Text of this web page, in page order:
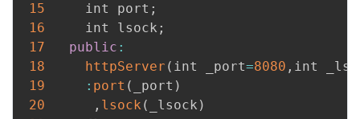
15
     int port
;
16
     int lsock
;
17
public :
18
httpServer ( int _port=8080 , int
19
: port ( _port )
20
, lsock ( _lsock )